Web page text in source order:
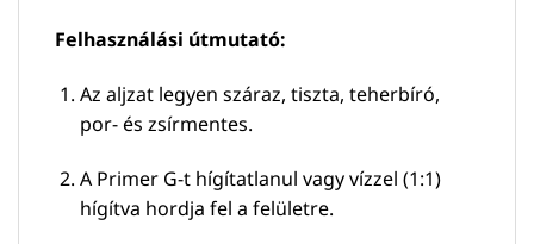
Felhasználási útmutató:
Az aljzat legyen száraz, tiszta, teherbíró,
por- és zsírmentes.
A Primer G-t hígítatlanul vagy vízzel (1:1)
hígítva hordja fel a felületre.